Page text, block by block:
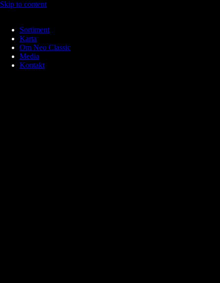
Skip to content
Sortiment
Karta
Om Neo Classic
Media
Kontakt